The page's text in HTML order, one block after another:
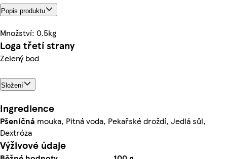
Popis produktu
Množství: 0.5kg
Loga třetí strany
Zelený bod
Složení
Ingredience
Pšeničná mouka, Pitná voda, Pekařské droždí, Jedlá sůl,
Dextróza
Výživové údaje